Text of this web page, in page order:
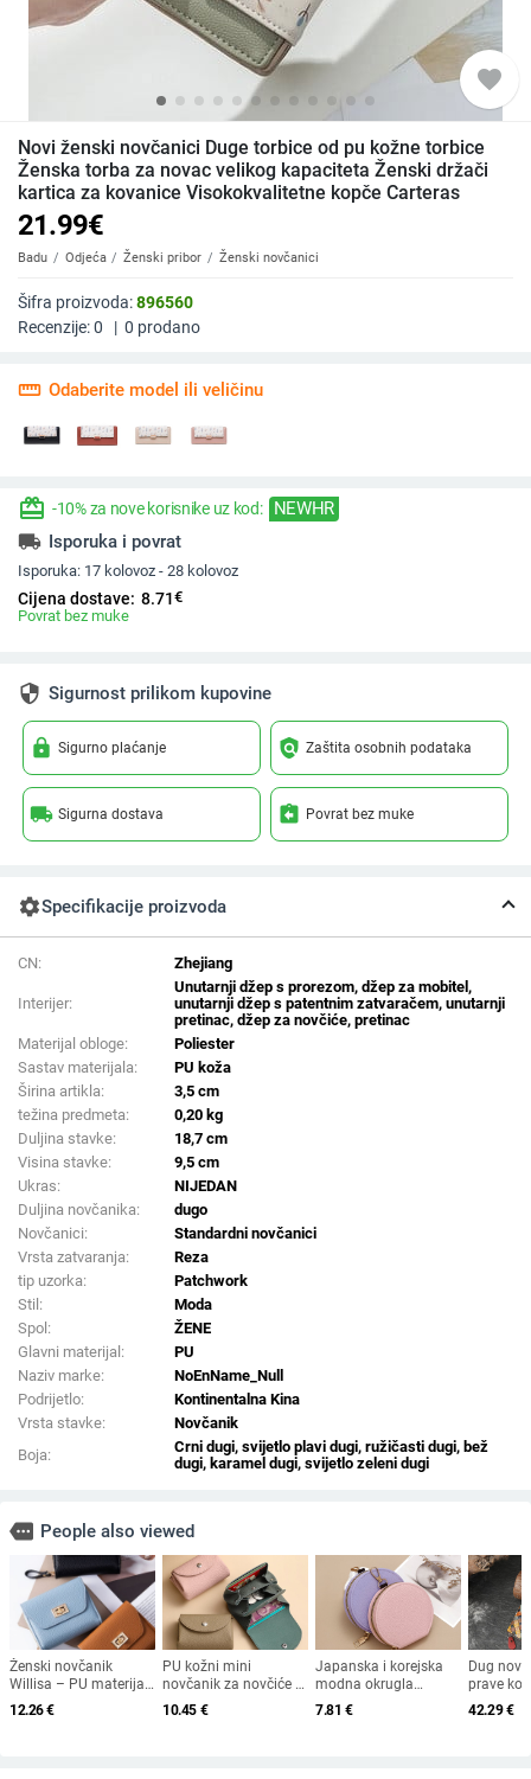
favorite
Novi ženski novčanici Duge torbice od pu kožne torbice
Ženska torba za novac velikog kapaciteta Ženski držači
kartica za kovanice Visokokvalitetne kopče Carteras
21.99€
Badu Odjeća Ženski pribor Ženski novčanici
Šifra proizvoda:896560
Recenzije:0 | 0 prodano
straighten Odaberite model ili veličinu
redeem -10% za nove korisnike uz kod: NEWHR
local_shipping Isporuka i povrat
Isporuka: 17 kolovoz - 28 kolovoz
Cijena dostave: 8.71€
Povrat bez muke
security Sigurnost prilikom kupovine
lock Sigurno plaćanje policy Zaštita osobnih podataka
local_shipping Sigurna dostava assignment_return Povrat bez muke
settingsSpecifikacije proizvoda
CN: Zhejiang
Interijer:
Unutarnji džep s prorezom, džep za mobitel,
unutarnji džep s patentnim zatvaračem, unutarnji
pretinac, džep za novčiće, pretinac
Materijal obloge:
Poliester
Sastav materijala:
PU koža
Širina artikla:
3,5 cm
težina predmeta:
0,20 kg
Duljina stavke:
18,7 cm
Visina stavke:
9,5 cm
Ukras:
NIJEDAN
Duljina novčanika:
dugo
Novčanici:
Standardni novčanici
Vrsta zatvaranja:
Reza
tip uzorka:
Patchwork
Stil:
Moda
Spol:
ŽENE
Glavni materijal:
PU
Naziv marke:
NoEnName_Null
Podrijetlo:
Kontinentalna Kina
Vrsta stavke:
Novčanik
Boja:
Crni dugi, svijetlo plavi dugi, ružičasti dugi, bež
dugi, karamel dugi, svijetlo zeleni dugi
more People also viewed
Ženski novčanik
Willisa – PU materijal,
podstava od
poliestera, gradski
12.26€
PU kožni mini
novčanik za novčiće s
uzorkom liči, mini
novčanik za kartice,
10.45 €
Japanska i korejska
modna okrugla
torbica s patentnim
zatvaračem u boji
7.81 €
Dug
prave
sloja,
42.29€